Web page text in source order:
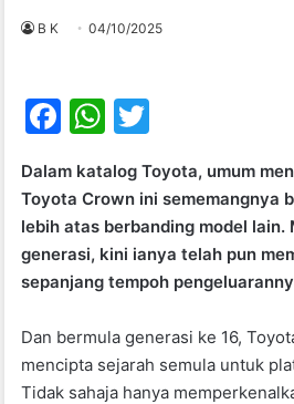
B K 04/10/2025
F
c
e
b
o
o
k
W
at
s
A
p
p
itt
er
Dalam katalog Toyota, umum
Toyota Crown ini sememangnya
lebih atas berbanding model lain.
generasi, kini ianya telah pun
sepanjang tempoh
Dan bermula generasi ke 16,
mencipta sejarah semula untuk
Tidak sahaja hanya